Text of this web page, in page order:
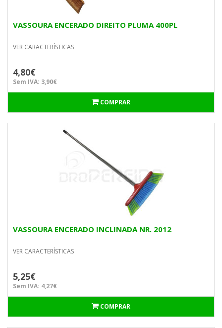
VASSOURA ENCERADO DIREITO PLUMA 400PL
VER CARACTERÍSTICAS
4,80€
Sem IVA: 3,90€
COMPRAR
VASSOURA ENCERADO INCLINADA NR. 2012
VER CARACTERÍSTICAS
5,25€
Sem IVA: 4,27€
COMPRAR